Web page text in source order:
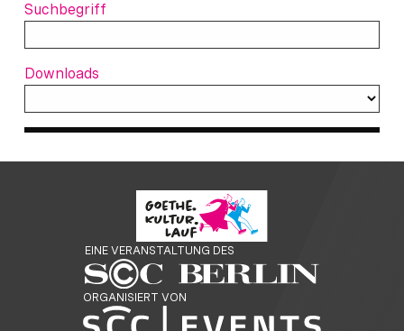
Suchbegriff
Downloads
EINE VERANSTALTUNG DES
ORGANISIERT VON